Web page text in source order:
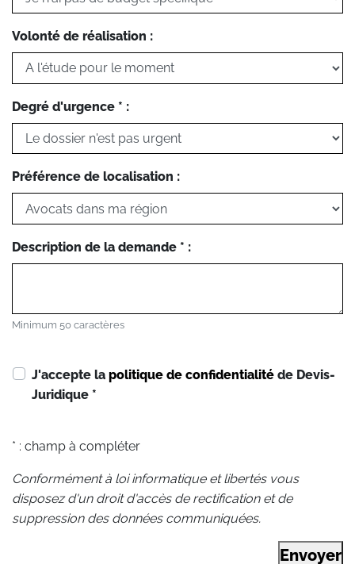
Volonté de réalisation :
Degré d'urgence * :
Préférence de localisation :
Description de la demande * :
Minimum 50 caractères
J'accepte la politique de confidentialité de Devis-
Juridique *
* : champ à compléter
Conformément à loi informatique et libertés vous
disposez d'un droit d'accès de rectification et de
suppression des données communiquées.
Envoyer